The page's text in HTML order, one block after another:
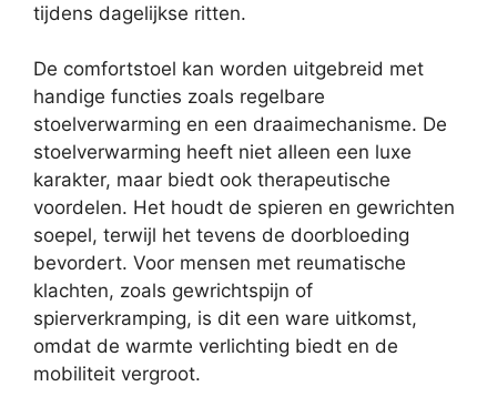
tijdens dagelijkse ritten.
De comfortstoel kan worden uitgebreid met
handige functies zoals regelbare
stoelverwarming en een draaimechanisme. De
stoelverwarming heeft niet alleen een luxe
karakter, maar biedt ook therapeutische
voordelen. Het houdt de spieren en gewrichten
soepel, terwijl het tevens de doorbloeding
bevordert. Voor mensen met reumatische
klachten, zoals gewrichtspijn of
spierverkramping, is dit een ware uitkomst,
omdat de warmte verlichting biedt en de
mobiliteit vergroot.